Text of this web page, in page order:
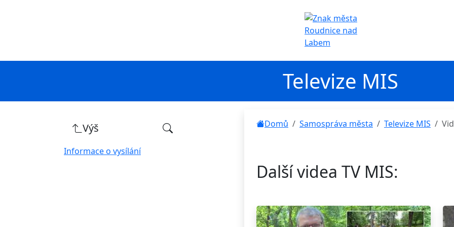
Televize MIS
Výš
Informace o vysílání
Domů Samospráva města Televize MIS
Další videa TV MIS: